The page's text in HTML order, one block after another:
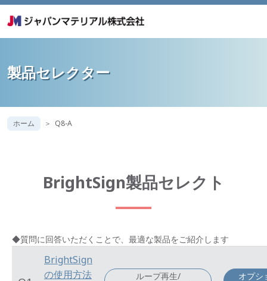
製品セレクター
ホーム Q8-A
BrightSign製品セレクト
◆質問に回答いただくことで、最適な製品をご紹介します
BrightSign
の使用方法
ループ再生/
オプシ